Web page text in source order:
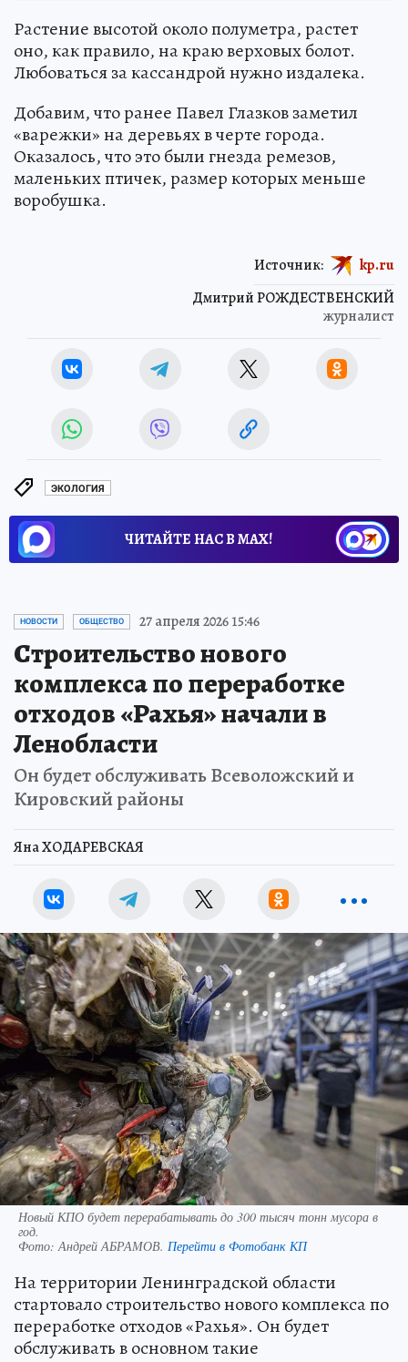
Растение высотой около полуметра, растет
оно, как правило, на краю верховых болот.
Любоваться за кассандрой нужно издалека.
Добавим, что ранее Павел Глазков заметил
«варежки» на деревьях в черте города.
Оказалось, что это были гнезда ремезов,
маленьких птичек, размер которых меньше
воробушка.
Дмитрий РОЖДЕСТВЕНСКИЙ
журналист
Источник: kp.ru
ЭКОЛОГИЯ
ЧИТАЙТЕ НАС В МАХ!
НОВОСТИ ОБЩЕСТВО 27 апреля 2026 15:46
Строительство нового
комплекса по переработке
отходов «Рахья» начали в
Ленобласти
Он будет обслуживать Всеволожский и
Кировский районы
Яна ХОДАРЕВСКАЯ
Новый КПО будет перерабатывать до 300 тысяч тонн мусора в
год.
Фото: Андрей АБРАМОВ. Перейти в Фотобанк КП
На территории Ленинградской области
стартовало строительство нового комплекса по
переработке отходов «Рахья». Он будет
обслуживать в основном такие